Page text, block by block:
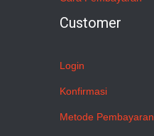
Customer
Login
Konfirmasi
Metode Pembayaran